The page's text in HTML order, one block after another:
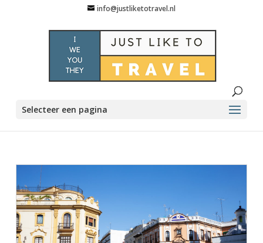
info@justliketotravel.nl
Selecteer een pagina